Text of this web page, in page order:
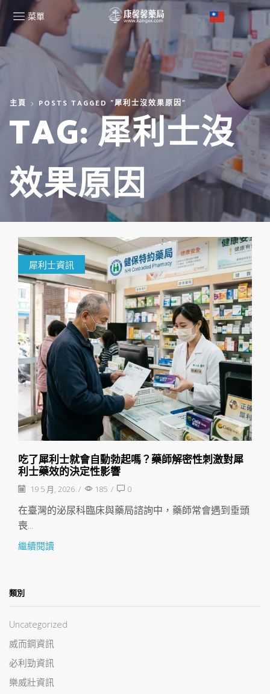
菜單
主頁 POSTS TAGGED "犀利士沒效果原因"
TAG: 犀利士沒
效果原因
犀利士資訊
吃了犀利士就會自動勃起嗎？藥師解密性刺激對犀
利士藥效的決定性影響
19 5 月, 2026 / 185 / 0
在臺灣的泌尿科臨床與藥局諮詢中，藥師常會遇到垂頭
喪...
繼續閱讀
類別
Uncategorized
威而鋼資訊
必利勁資訊
樂威壯資訊